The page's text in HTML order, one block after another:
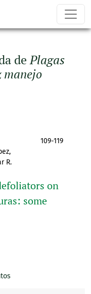
dePlagas
manejo
R.
109-119
on
some